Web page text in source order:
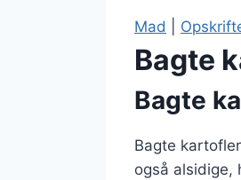
Mad
Bagte
Bagte
Bagte
også alsidige,